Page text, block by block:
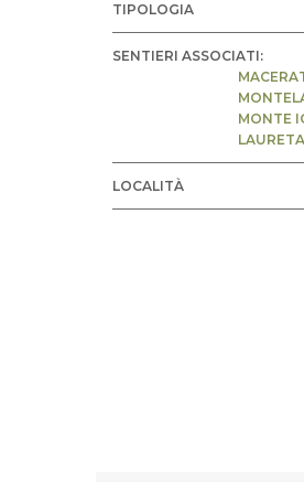
TIPOLOGIA
SENTIERI ASSOCIATI:
MONTE
LOCALITÀ